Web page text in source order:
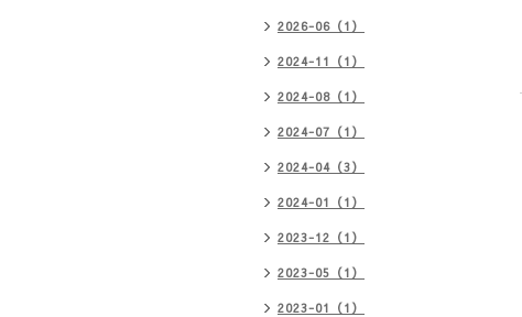
2026-06（1）
2024-11（1）
2024-08（1）
2024-07（1）
2024-04（3）
2024-01（1）
2023-12（1）
2023-05（1）
2023-01（1）